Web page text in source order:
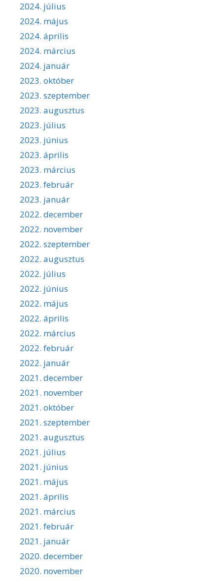
2024. július
2024. május
2024. április
2024. március
2024. január
2023. október
2023. szeptember
2023. augusztus
2023. július
2023. június
2023. április
2023. március
2023. február
2023. január
2022. december
2022. november
2022. szeptember
2022. augusztus
2022. július
2022. június
2022. május
2022. április
2022. március
2022. február
2022. január
2021. december
2021. november
2021. október
2021. szeptember
2021. augusztus
2021. július
2021. június
2021. május
2021. április
2021. március
2021. február
2021. január
2020. december
2020. november